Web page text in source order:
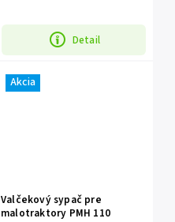
Detail
Akcia
Valčekový sypač pre
malotraktory PMH 110